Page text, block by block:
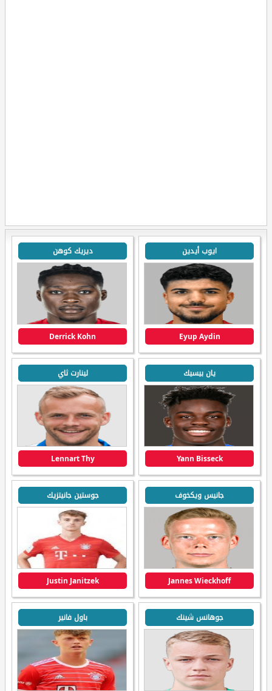
ايوب أيدين
Eyup Aydin
ديريك كوهن
Derrick Kohn
يان بيسيك
Yann Bisseck
لينارت ثاي
Lennart Thy
جانيس ويكخوف
Jannes Wieckhoff
جوستين جانيتزيك
Justin Janitzek
جوهانس شينك باول فانير